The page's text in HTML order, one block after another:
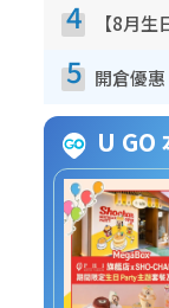
4
5
U GO